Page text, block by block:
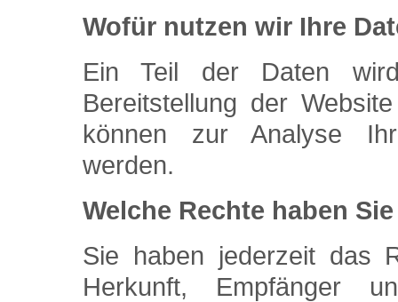
Wofür nutzen wir Ihre
Ein Teil der Daten
Bereitstellung der
können zur Analyse
werden.
Welche Rechte haben
Sie haben jederzeit das
Herkunft, Empfänger